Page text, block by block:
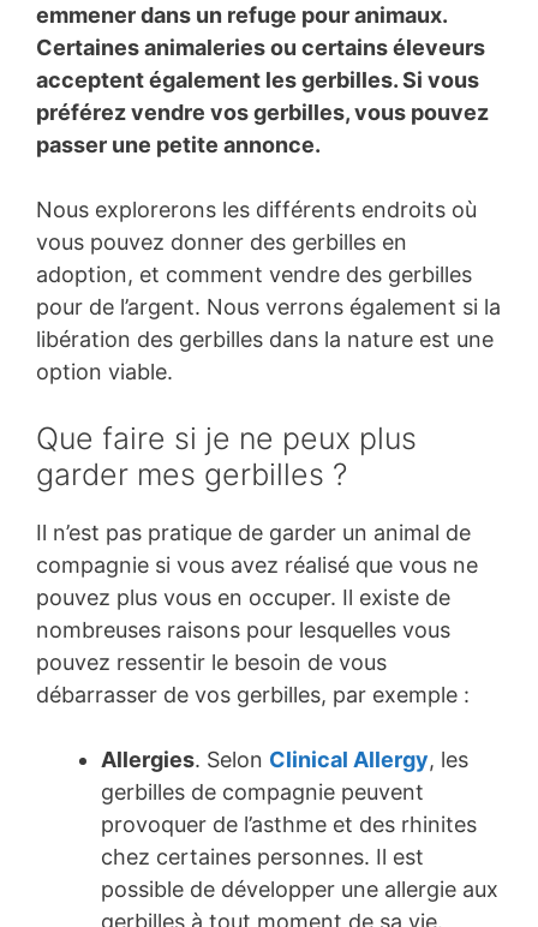
emmener dans un refuge pour animaux.
Certaines animaleries ou certains éleveurs
acceptent également les gerbilles. Si vous
préférez vendre vos gerbilles, vous pouvez
passer une petite annonce.
Nous explorerons les différents endroits où
vous pouvez donner des gerbilles en
adoption, et comment vendre des gerbilles
pour de l’argent. Nous verrons également si la
libération des gerbilles dans la nature est une
option viable.
Que faire si je ne peux plus
garder mes gerbilles ?
Il n’est pas pratique de garder un animal de
compagnie si vous avez réalisé que vous ne
pouvez plus vous en occuper. Il existe de
nombreuses raisons pour lesquelles vous
pouvez ressentir le besoin de vous
débarrasser de vos gerbilles, par exemple :
Allergies. Selon Clinical Allergy, les
gerbilles de compagnie peuvent
provoquer de l’asthme et des rhinites
chez certaines personnes. Il est
possible de développer une allergie aux